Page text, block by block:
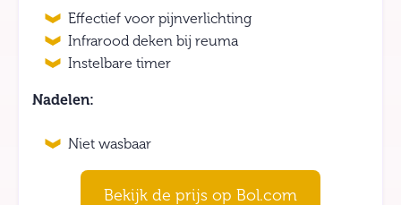
Effectief voor pijnverlichting
Infrarood deken bij reuma
Instelbare timer
Nadelen:
Niet wasbaar
Bekijk de prijs op Bol.com